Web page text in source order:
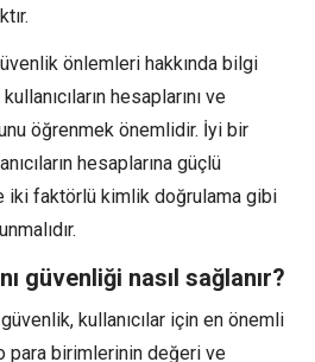
önlemleri hakkında bilgi
hesaplarını ve
öğrenmek önemlidir. İyi bir
hesaplarına güçlü
iki faktörlü kimlik doğrulama gibi
güvenliği nasıl sağlanır?
kullanıcılar için en önemli
para birimlerinin değeri ve